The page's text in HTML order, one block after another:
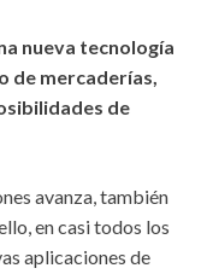
nueva tecnología
de mercaderías,
de
avanza, también
en casi todos los
aplicaciones de